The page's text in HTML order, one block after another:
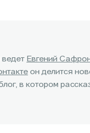
ведет Евгений
он делится
в котором